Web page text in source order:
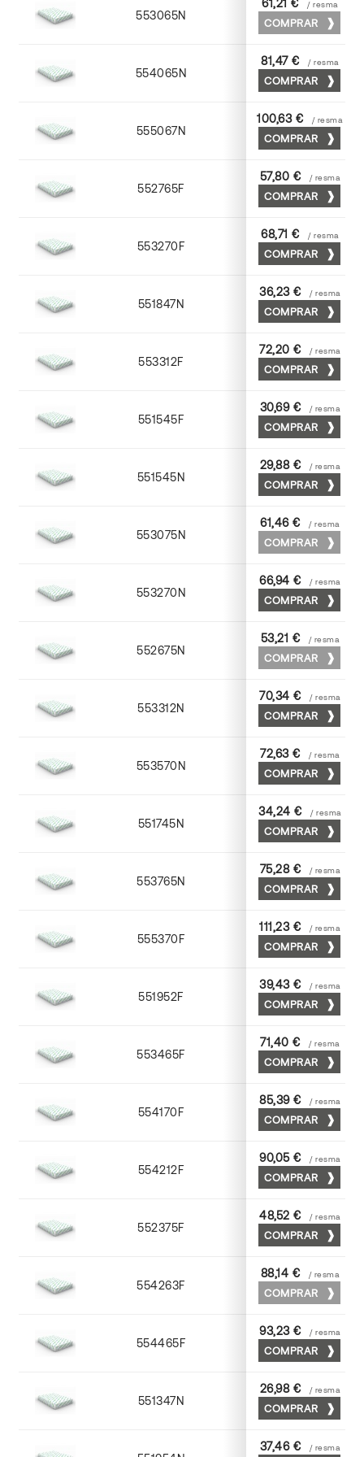
553065N 65 x 90
61,21 € / resma
COMPRAR
554065N 65 x 90
81,47 € / resma
COMPRAR
555067N 65 x 90
100,63 € / resma
COMPRAR
552765F 65 x 90
57,80 € / resma
COMPRAR
553270F 70 x 100
68,71 € / resma
COMPRAR
551847N 45 x 64
36,23 € / resma
COMPRAR
553312F 72 x 102
72,20 € / resma
COMPRAR
551545F 45 x 64
30,69 € / resma
COMPRAR
551545N 45 x 64
29,88 € / resma
COMPRAR
553075N 75 x 53
61,46 € / resma
COMPRAR
553270N 70 x 100
66,94 € / resma
COMPRAR
552675N 75 x 53
53,21 € / resma
COMPRAR
553312N 72 x 102
70,34 € / resma
COMPRAR
553570N 70 x 100
72,63 € / resma
COMPRAR
551745N 45 x 64
34,24 € / resma
COMPRAR
553765N 65 x 90
75,28 € / resma
COMPRAR
555370F 70 x 100
111,23 € / resma
COMPRAR
551952F 52 x 70
39,43 € / resma
COMPRAR
553465F 65 x 90
71,40 € / resma
COMPRAR
554170F 70 x 100
85,39 € / resma
COMPRAR
554212F 72 x 102
90,05 € / resma
COMPRAR
552375F 75 x 53
48,52 € / resma
COMPRAR
554263F 63 x 88
88,14 € / resma
COMPRAR
554465F 65 x 90
93,23 € / resma
COMPRAR
551347N 45 x 64
26,98 € / resma
COMPRAR
37,46 € / resma